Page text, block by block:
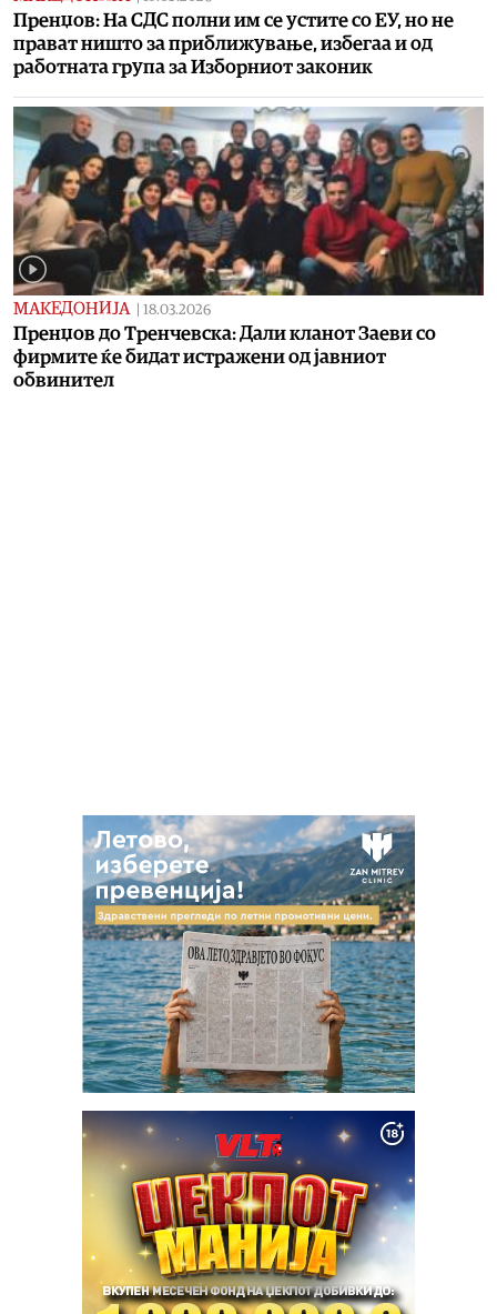
Пренџов: На СДС полни им се устите со ЕУ, но не
прават ништо за приближување, избегаа и од
работната група за Изборниот законик
МАКЕДОНИЈА 18.03.2026
Пренџов до Тренчевска: Дали кланот Заеви со
фирмите ќе бидат истражени од јавниот
обвинител